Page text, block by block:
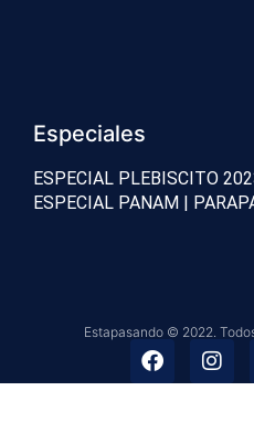
Especiales
ESPECIAL PLEBISCITO
ESPECIAL PANAM |
Estapasando © 2022.